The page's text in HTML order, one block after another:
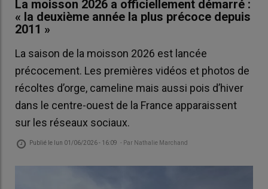
La moisson 2026 a officiellement démarré :
« la deuxième année la plus précoce depuis
2011 »
La saison de la moisson 2026 est lancée
précocement. Les premières vidéos et photos de
récoltes d’orge, cameline mais aussi pois d’hiver
dans le centre-ouest de la France apparaissent
sur les réseaux sociaux.
Publié le lun 01/06/2026 - 16:09 - Par Nathalie Marchand